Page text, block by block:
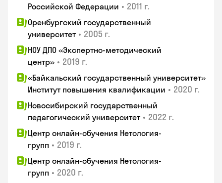
Российской Федерации • 2011 г.
Оренбургский государственный
университет • 2005 г.
НОУ ДПО «Экспертно-методический
центр» • 2019 г.
«Байкальский государственный университет»
Институт повышения квалификации • 2020 г.
Новосибирский государственный
педагогический университет • 2022 г.
Центр онлайн-обучения Нетология-
групп • 2019 г.
Центр онлайн-обучения Нетология-
групп • 2020 г.